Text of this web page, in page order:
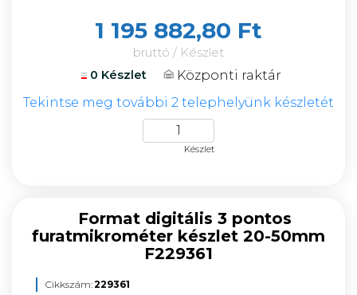
1 195 882,80 Ft
bruttó / Készlet
0 Készlet
Központi raktár
Tekintse meg további 2 telephelyünk készletét
Készlet
Format digitális 3 pontos
furatmikrométer készlet 20-50mm
F229361
Cikkszám:229361